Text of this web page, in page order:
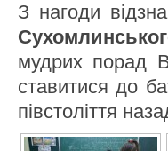
З нагоди
мудрих порад
ставитися до
півстоліття